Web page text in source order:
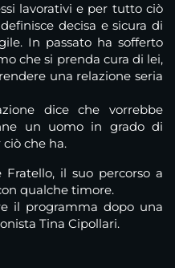
lavorativi e per tutto ciò
decisa e sicura di
In passato ha sofferto
che si prenda cura di lei,
una relazione seria
dice che vorrebbe
un uomo in grado di
che ha.
Fratello, il suo percorso a
qualche timore.
il programma dopo una
Tina Cipollari.